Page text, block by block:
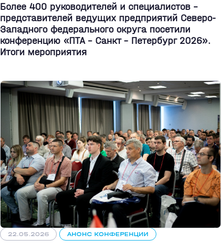
Более 400 руководителей и специалистов –
представителей ведущих предприятий Северо-
Западного федерального округа посетили
конференцию «ПТА – Санкт - Петербург 2026».
Итоги мероприятия
22.05.2026 АНОНС КОНФЕРЕНЦИИ